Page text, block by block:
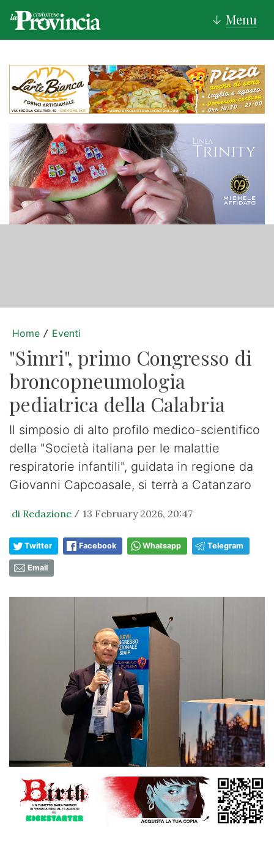
↓ Menu
Home / Eventi
"Simri", primo Congresso di
broncopneumologia
pediatrica della Calabria
Il simposio di alto profilo medico-scientifico
della "Società italiana per le malattie
respiratorie infantili", guidata in regione da
Giovanni Capcoasale, si terrà a Catanzaro
di Redazione / 13 February 2026, 20:47
Twitter Facebook Whatsapp Telegram
Email